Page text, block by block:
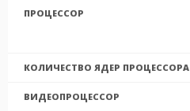
ПРОЦЕССОР
КОЛИЧЕСТВО ЯДЕР ПРОЦЕССОРА
ВИДЕОПРОЦЕССОР